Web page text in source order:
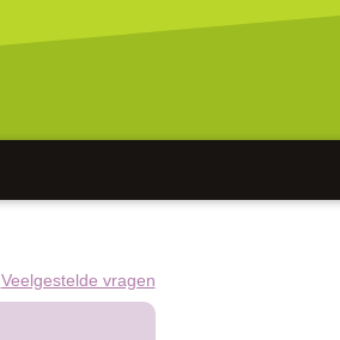
Veelgestelde vragen